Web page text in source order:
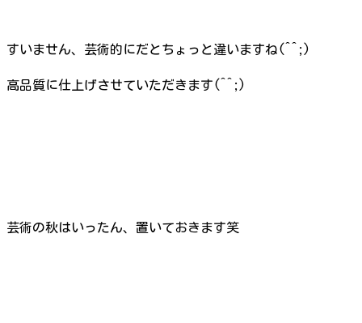
すいません、芸術的にだとちょっと違いますね(^^;)
高品質に仕上げさせていただきます(^^;)
芸術の秋はいったん、置いておきます笑